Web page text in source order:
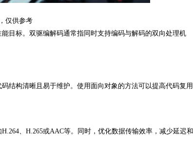
仅供参考
标。双驱编解码通常指同时支持编码与解码的双向处理机
构清晰且易于维护。使用面向对象的方法可以提高代码复用
、H.265或AAC等。同时，优化数据传输效率，减少延迟和